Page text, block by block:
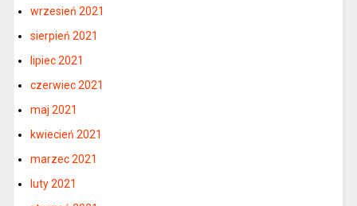
wrzesień 2021
sierpień 2021
lipiec 2021
czerwiec 2021
maj 2021
kwiecień 2021
marzec 2021
luty 2021